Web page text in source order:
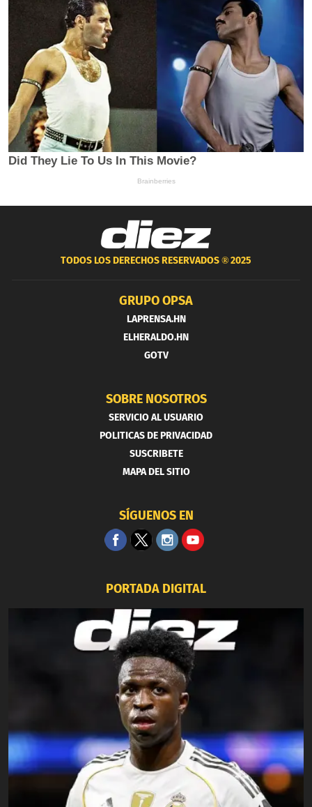
TODOS LOS DERECHOS RESERVADOS ®2025
GRUPO OPSA
LAPRENSA.HN
ELHERALDO.HN
GOTV
SOBRE NOSOTROS
SERVICIO AL USUARIO
POLITICAS DE PRIVACIDAD
SUSCRIBETE
MAPA DEL SITIO
SÍGUENOS EN
PORTADA DIGITAL